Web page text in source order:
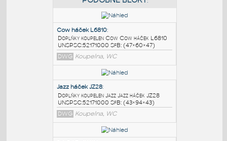
PODOBNÉ BLOKY:
Cow háček L6810
Doplňky koupelen Cow Cow háček L6810
UNSPSC:52171000 SfB: (47×60×47)